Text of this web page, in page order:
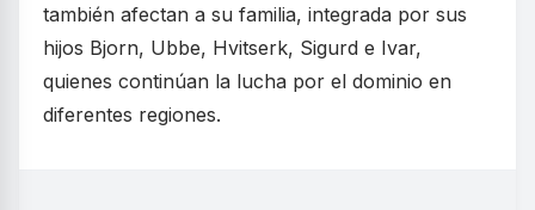
también afectan a su familia, integrada por sus
hijos Bjorn, Ubbe, Hvitserk, Sigurd e Ivar,
quienes continúan la lucha por el dominio en
diferentes regiones.